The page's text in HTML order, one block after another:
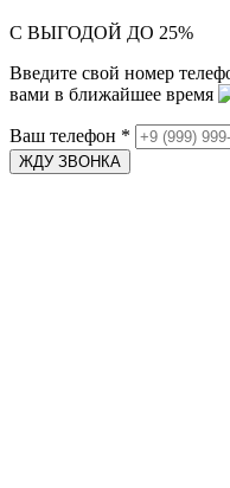
С ВЫГОДОЙ ДО 25%
Введите свой номер
вами в ближайшее время
Ваш телефон *